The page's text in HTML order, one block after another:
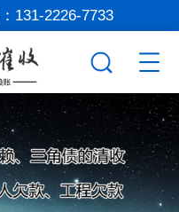
131-2226-7733